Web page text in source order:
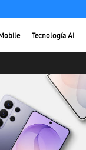
Tecnología AI